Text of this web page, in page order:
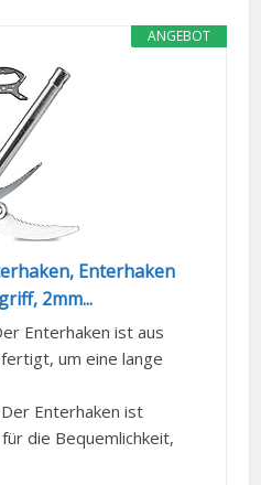
ANGEBOT
Enterhaken
2mm...
Enterhaken ist aus
um eine lange
Enterhaken ist
die Bequemlichkeit,